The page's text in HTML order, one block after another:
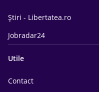
Știri - Libertatea.ro
Jobradar24
Utile
Contact